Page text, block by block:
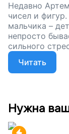
Недавно
чисел и
мальчика –
непросто
сильного
Артем и
учился, мы
слуховые
Читать
Нужна